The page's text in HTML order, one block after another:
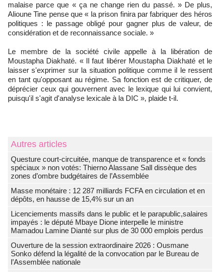
malaise parce que « ça ne change rien du passé. » De plus,
Alioune Tine pense que « la prison finira par fabriquer des héros
politiques : le passage obligé pour gagner plus de valeur, de
considération et de reconnaissance sociale. »
Le membre de la société civile appelle à la libération de
Moustapha Diakhaté. « Il faut libérer Moustapha Diakhaté et le
laisser s'exprimer sur la situation politique comme il le ressent
en tant qu'opposant au régime. Sa fonction est de critiquer, de
déprécier ceux qui gouvernent avec le lexique qui lui convient,
puisqu'il s'agit d'analyse lexicale à la DIC », plaide t-il.
Autres articles
Questure court-circuitée, manque de transparence et « fonds
spéciaux » non votés: Thierno Alassane Sall dissèque des
zones d’ombre budgétaires de l’Assemblée
Masse monétaire : 12 287 milliards FCFA en circulation et en
dépôts, en hausse de 15,4% sur un an
Licenciements massifs dans le public et le parapublic,salaires
impayés : le député Mbaye Dione interpelle le ministre
Mamadou Lamine Dianté sur plus de 30 000 emplois perdus
Ouverture de la session extraordinaire 2026 : Ousmane
Sonko défend la légalité de la convocation par le Bureau de
l’Assemblée nationale